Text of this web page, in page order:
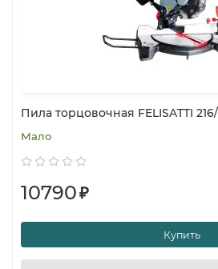
Пила торцовочная FELISATTI
Мало
10790₽
Купить